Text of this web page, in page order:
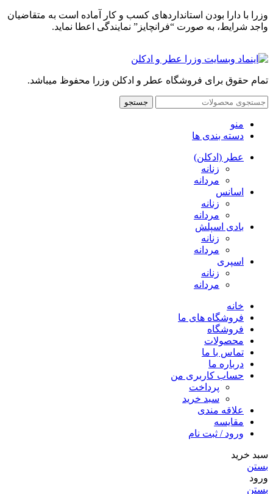
وزرا با دارا بودن استانداردهای کسب و کار آماده است به متقاضیان
واجد شرایط، به صورت “فرانچایز” نمایندگی اعطا نماید.
تمام حقوق برای فروشگاه عطر و ادکلن وزرا محفوظ میباشد.
جستجو
منو
دسته بندی ها
عطر (ادکلن)
زنانه
مردانه
اسانس
زنانه
مردانه
بادی اسپلش
زنانه
مردانه
اسپری
زنانه
مردانه
خانه
فروشگاه های ما
فروشگاه
محصولات
تماس با ما
درباره ما
حساب کاربری من
پرداخت
سبد خرید
علاقه مندی
مقایسه
ورود / ثبت نام
سبد خرید
بستن
ورود
بستن